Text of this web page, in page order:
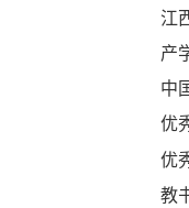
江
产
中
优
优
教